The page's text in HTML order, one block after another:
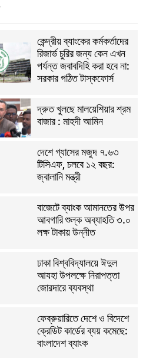
কেন্দ্রীয় ব্যাংকের কর্মকর্তাদের
রিজার্ভ চুরির জন্য কেন এখন
পর্যন্ত জবাবদিহি করা হবে না:
সরকার গঠিত টাস্কফোর্স
দ্রুত খুলছে মালয়েশিয়ার শ্রম
বাজার : মাহদী আমিন
দেশে গ্যাসের মজুদ ৭.৬৩
টিসিএফ, চলবে ১২ বছর:
জ্বালানি মন্ত্রী
বাজেটে ব্যাংক আমানতের উপর
আবগারি শুল্ক অব্যাহতি ৩.০
লক্ষ টাকায় উন্নীত
ঢাকা বিশ্ববিদ্যালয়ে ঈদুল
আযহা উপলক্ষে নিরাপত্তা
জোরদারে ব্যবস্থা
ফেব্রুয়ারিতে দেশে ও বিদেশে
ক্রেডিট কার্ডের ব্যয় কমেছে:
বাংলাদেশ ব্যাংক